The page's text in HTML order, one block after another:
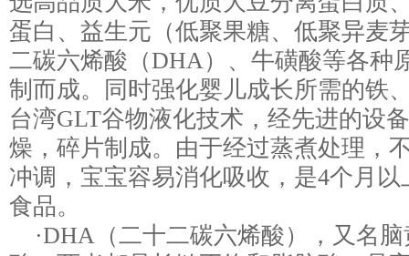
蛋白、益生元（低聚果糖、低聚异麦
二碳六烯酸（DHA）、牛磺酸等各种
制而成。同时强化婴儿成长所需的铁
台湾GLT谷物液化技术，经先进的设
燥，碎片制成。由于经过蒸煮处理，
冲调，宝宝容易消化吸收，是4个月
食品。
·DHA（二十二碳六烯酸），又名